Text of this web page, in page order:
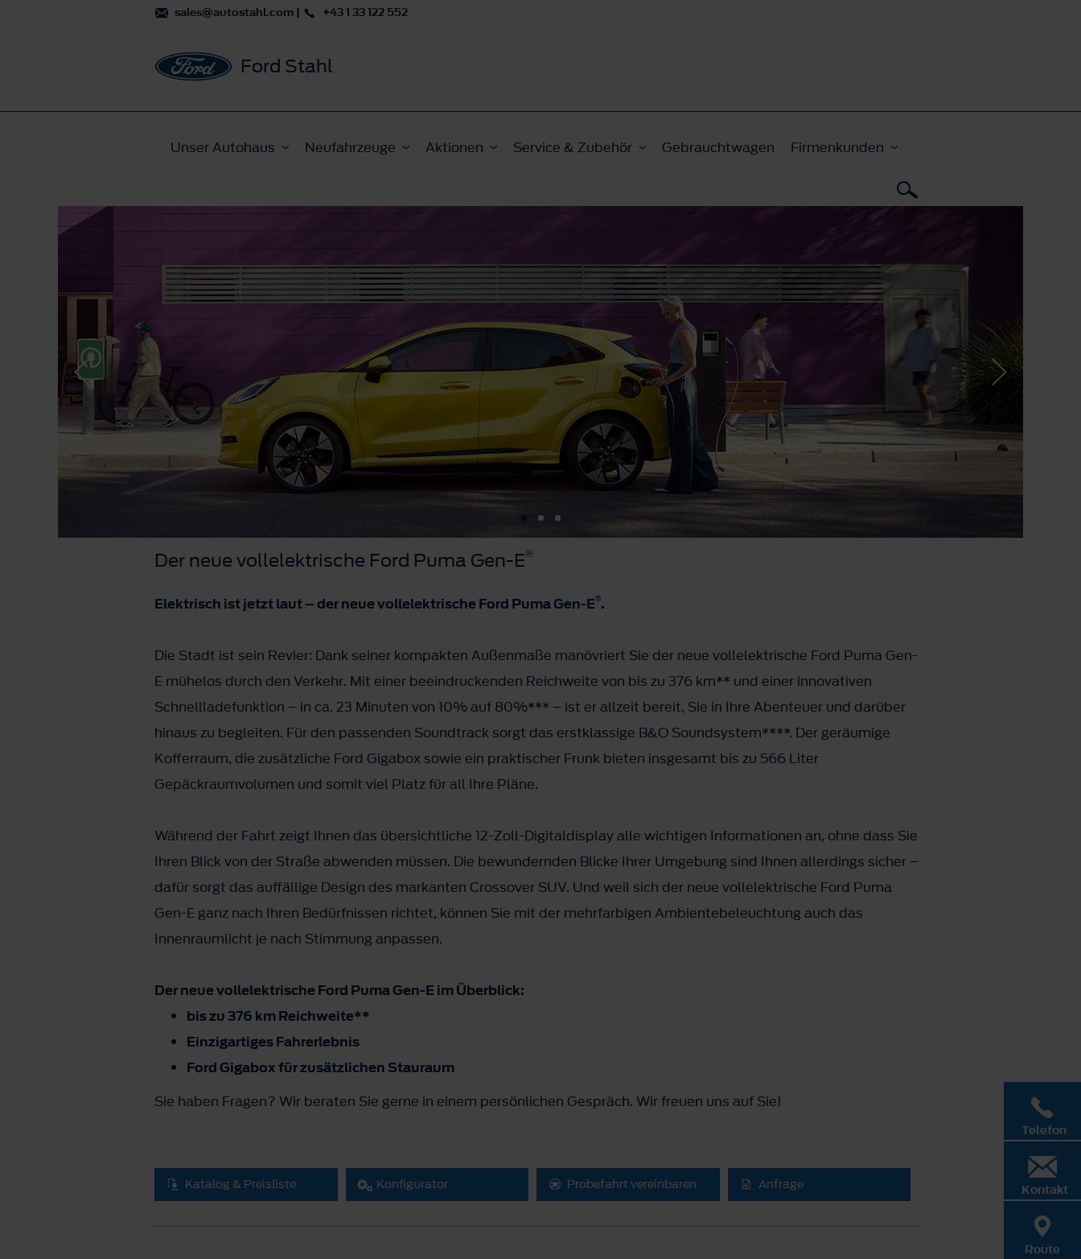
sales@autostahl.com | +43 1 33 122 552
Ford Stahl
Unser Autohaus Neufahrzeuge Aktionen Service & Zubehör Gebrauchtwagen Firmenkunden
Der neue vollelektrische Ford Puma Gen-E®
Elektrisch ist jetzt laut – der neue vollelektrische Ford Puma Gen-E®.
Die Stadt ist sein Revier: Dank seiner kompakten Außenmaße manövriert Sie der neue vollelektrische Ford Puma Gen-
E mühelos durch den Verkehr. Mit einer beeindruckenden Reichweite von bis zu 376 km** und einer innovativen
Schnellladefunktion – in ca. 23 Minuten von 10% auf 80%*** – ist er allzeit bereit, Sie in Ihre Abenteuer und darüber
hinaus zu begleiten. Für den passenden Soundtrack sorgt das erstklassige B&O Soundsystem****. Der geräumige
Kofferraum, die zusätzliche Ford Gigabox sowie ein praktischer Frunk bieten insgesamt bis zu 566 Liter
Gepäckraumvolumen und somit viel Platz für all Ihre Pläne.
Während der Fahrt zeigt Ihnen das übersichtliche 12-Zoll-Digitaldisplay alle wichtigen Informationen an, ohne dass Sie
Ihren Blick von der Straße abwenden müssen. Die bewundernden Blicke Ihrer Umgebung sind Ihnen allerdings sicher –
dafür sorgt das auffällige Design des markanten Crossover SUV. Und weil sich der neue vollelektrische Ford Puma
Gen-E ganz nach Ihren Bedürfnissen richtet, können Sie mit der mehrfarbigen Ambientebeleuchtung auch das
Innenraumlicht je nach Stimmung anpassen.
Der neue vollelektrische Ford Puma Gen-E im Überblick:
bis zu 376 km Reichweite**
Einzigartiges Fahrerlebnis
Ford Gigabox für zusätzlichen Stauraum
Sie haben Fragen? Wir beraten Sie gerne in einem persönlichen Gespräch. Wir freuen uns auf Sie!
Katalog & Preisliste Konfigurator Probefahrt vereinbaren Anfrage
Telefon
Kontakt
Route